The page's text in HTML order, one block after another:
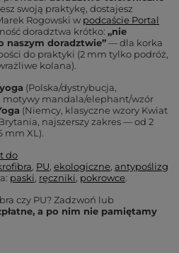
swoją praktykę, dostajesz
Rogowski w podcaście Portal
doradztwa krótko: „nie
naszym doradztwie”— dla korka
do praktyki (2 mm tylko podróż,
kolana).
(Polska/dystrybucja,
motywy mandala/elephant/wzór
(Niemcy, klasyczne wzory Kwiat
najszerszy zakres — od 2
mm XL).
do
, PU, ekologiczne,
paski, ręczniki, pokrowce.
czy PU? Zadzwoń lub
a po nim nie pamiętamy